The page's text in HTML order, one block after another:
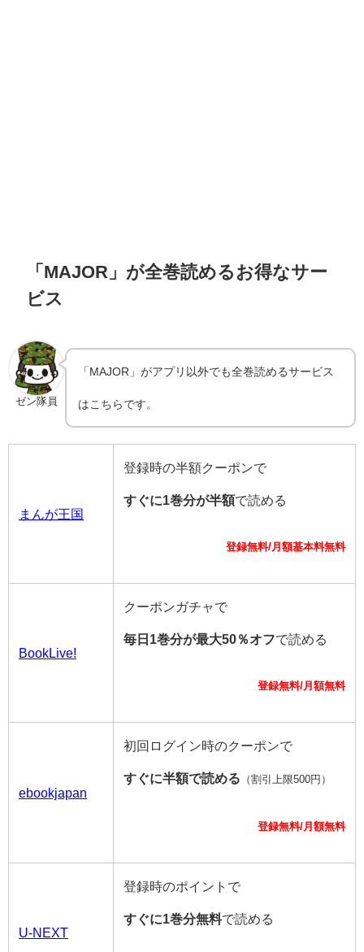
「MAJOR」が全巻読めるお得なサー
ビス
ゼン隊員
「MAJOR」がアプリ以外でも全巻読めるサービス
はこちらです。
まんが王国
登録時の半額クーポンで
すぐに1巻分が半額で読める
登録無料/月額基本料無料
BookLive!
クーポンガチャで
毎日1巻分が最大50％オフで読める
登録無料/月額無料
ebookjapan
初回ログイン時のクーポンで
すぐに半額で読める （割引上限500円）
登録無料/月額無料
U-NEXT
登録時のポイントで
すぐに1巻分無料で読める